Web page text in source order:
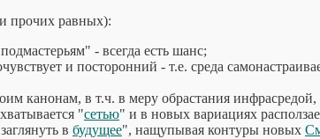
прочих равных):
- всегда есть шанс;
и посторонний - т.е. среда
канонам, в т.ч. в меру обрастания инфрасредой,
"сетью" и в новых вариациях
в будущее", нащупывая контуры новых